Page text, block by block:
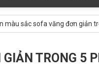
màu sắc sofa văng đơn giản
TRONG 5